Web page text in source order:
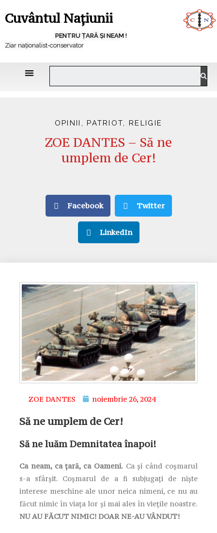
Cuvântul Națiunii
PENTRU ȚARĂ ȘI NEAM !
Ziar naționalist-conservator
OPINII ,PATRIOT,RELIGIE
ZOE DANTES – Să ne
umplem de Cer!
Facebook Twitter
LinkedIn
ZOE DANTES noiembrie 26, 2024
Să ne umplem de Cer!
Să ne luăm Demnitatea înapoi!
Ca neam, ca țară, ca Oameni. Ca și când coșmarul
s-a sfârșit. Coșmarul de a fi subjugați de niște
interese meschine ale unor neica nimeni, ce nu au
făcut nimic în viața lor și mai ales în viețile noastre.
NU AU FĂCUT NIMIC! DOAR NE-AU VÂNDUT!